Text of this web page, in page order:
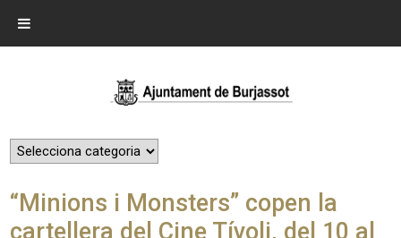
“Minions i Monsters” copen la
cartellera del Cine Tívoli, del 10 al